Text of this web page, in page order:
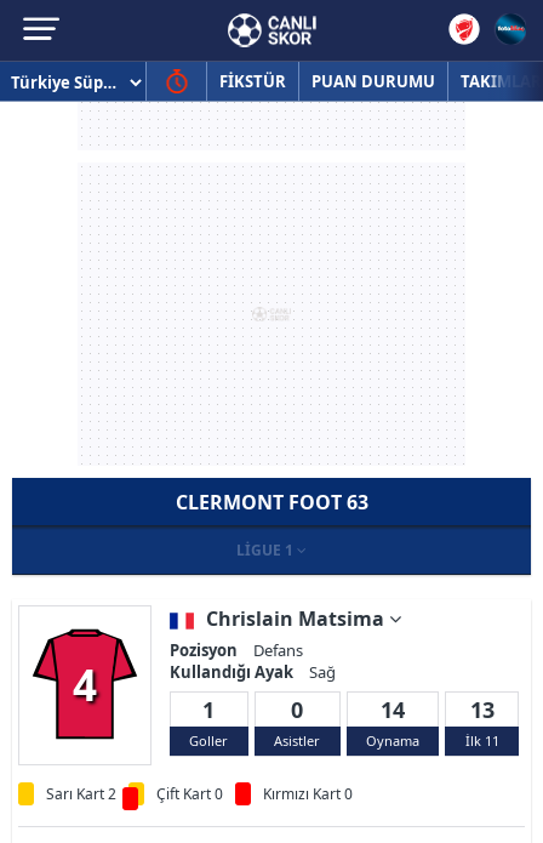
FİKSTÜR PUAN DURUMU TAKIMLAR
CLERMONT FOOT 63
LIGUE 1
4
Chrislain Matsima
Pozisyon
Defans
Kullandığı Ayak
Sağ
1
Goller
0
Asistler
14
Oynama
13
İlk 11
Sarı Kart 2 Çift Kart 0 Kırmızı Kart 0